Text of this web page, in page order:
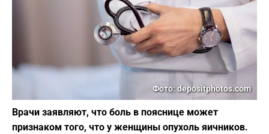
Фото: depositphotos.com
Врачи заявляют, что боль в пояснице может
признаком того, что у женщины опухоль яичников.